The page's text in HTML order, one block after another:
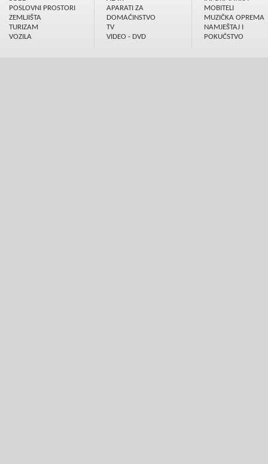
POSLOVNI PROSTORI
ZEMLJIŠTA
TURIZAM
VOZILA
APARATI ZA
DOMAĆINSTVO
TV
VIDEO - DVD
MOBITELI
MUZIČKA OPREMA
NAMJEŠTAJ I
POKUĆSTVO